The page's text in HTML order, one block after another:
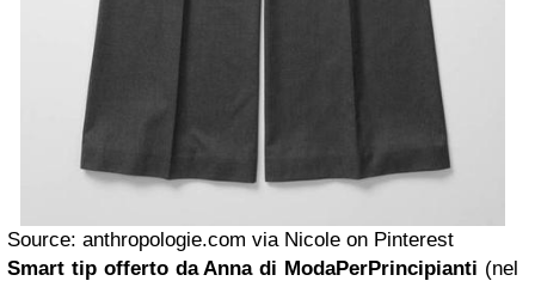
Source: anthropologie.com via Nicole on Pinterest
Smart tip offerto da Anna di ModaPerPrincipianti (nel